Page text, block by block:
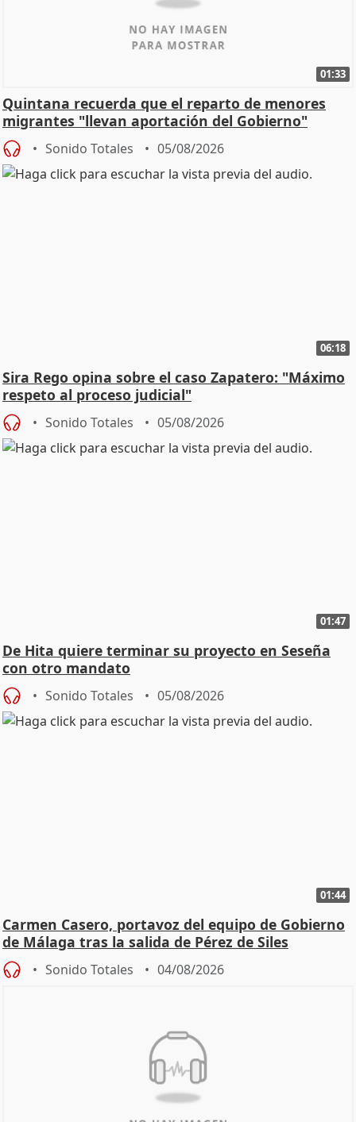
01:33
Quintana recuerda que el reparto de menores
migrantes "llevan aportación del Gobierno"
central
Sonido Totales 05/08/2026
06:18
Sira Rego opina sobre el caso Zapatero: "Máximo
respeto al proceso judicial"
Sonido Totales 05/08/2026
01:47
De Hita quiere terminar su proyecto en Seseña
con otro mandato
Sonido Totales 05/08/2026
01:44
Carmen Casero, portavoz del equipo de Gobierno
de Málaga tras la salida de Pérez de Siles
Sonido Totales 04/08/2026